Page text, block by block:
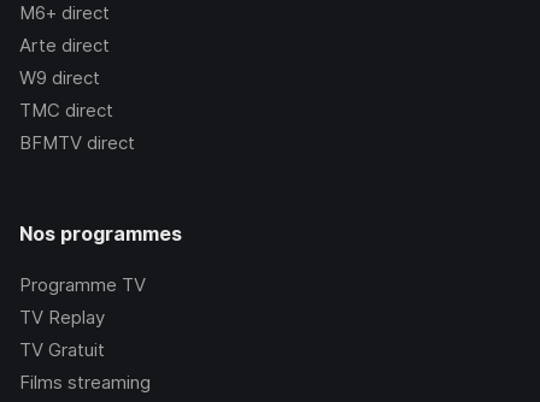
M6+ direct
Arte direct
W9 direct
TMC direct
BFMTV direct
Nos programmes
Programme TV
TV Replay
TV Gratuit
Films streaming